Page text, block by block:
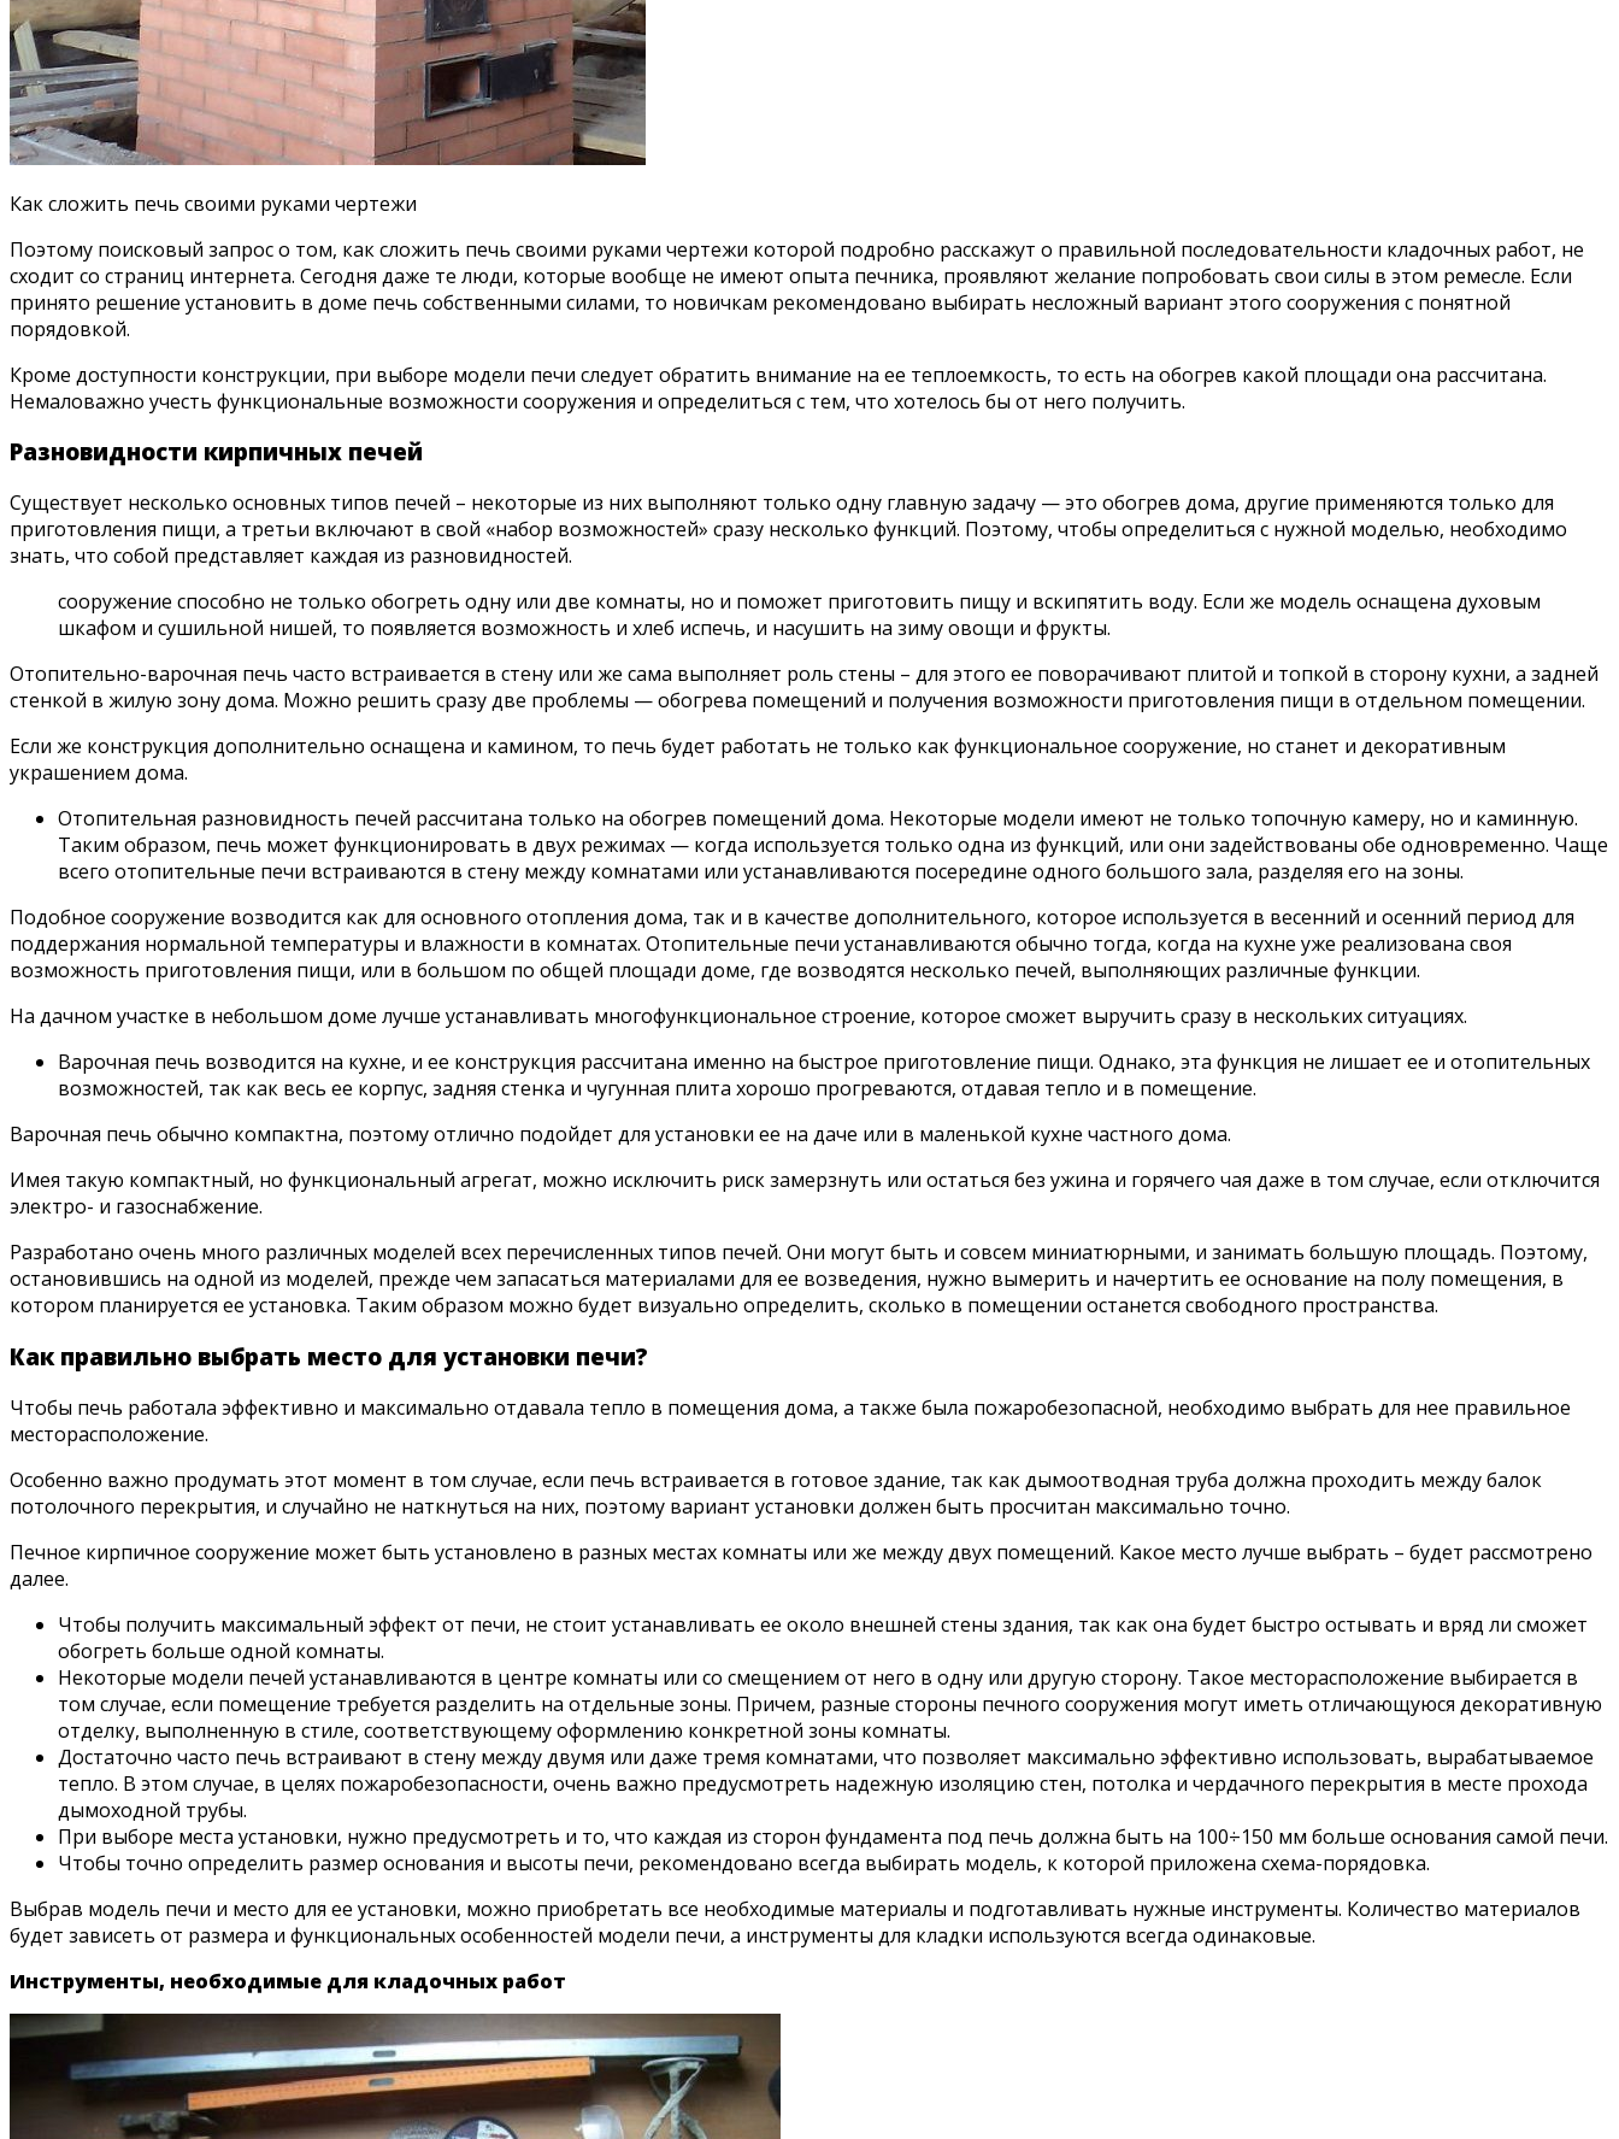
Как сложить печь своими руками чертежи
Поэтому поисковый запрос о том, как сложить печь своими руками чертежи которой подробно расскажут о правильной последовательности кладочных работ, не
сходит со страниц интернета. Сегодня даже те люди, которые вообще не имеют опыта печника, проявляют желание попробовать свои силы в этом ремесле. Если
принято решение установить в доме печь собственными силами, то новичкам рекомендовано выбирать несложный вариант этого сооружения с понятной
порядовкой.
Кроме доступности конструкции, при выборе модели печи следует обратить внимание на ее теплоемкость, то есть на обогрев какой площади она рассчитана.
Немаловажно учесть функциональные возможности сооружения и определиться с тем, что хотелось бы от него получить.
Разновидности кирпичных печей
Существует несколько основных типов печей – некоторые из них выполняют только одну главную задачу — это обогрев дома, другие применяются только для
приготовления пищи, а третьи включают в свой «набор возможностей» сразу несколько функций. Поэтому, чтобы определиться с нужной моделью, необходимо
знать, что собой представляет каждая из разновидностей.
сооружение способно не только обогреть одну или две комнаты, но и поможет приготовить пищу и вскипятить воду. Если же модель оснащена духовым
шкафом и сушильной нишей, то появляется возможность и хлеб испечь, и насушить на зиму овощи и фрукты.
Отопительно-варочная печь часто встраивается в стену или же сама выполняет роль стены – для этого ее поворачивают плитой и топкой в сторону кухни, а задней
стенкой в жилую зону дома. Можно решить сразу две проблемы — обогрева помещений и получения возможности приготовления пищи в отдельном помещении.
Если же конструкция дополнительно оснащена и камином, то печь будет работать не только как функциональное сооружение, но станет и декоративным
украшением дома.
Отопительная разновидность печей рассчитана только на обогрев помещений дома. Некоторые модели имеют не только топочную камеру, но и каминную.
Таким образом, печь может функционировать в двух режимах — когда используется только одна из функций, или они задействованы обе одновременно. Чаще
всего отопительные печи встраиваются в стену между комнатами или устанавливаются посередине одного большого зала, разделяя его на зоны.
Подобное сооружение возводится как для основного отопления дома, так и в качестве дополнительного, которое используется в весенний и осенний период для
поддержания нормальной температуры и влажности в комнатах. Отопительные печи устанавливаются обычно тогда, когда на кухне уже реализована своя
возможность приготовления пищи, или в большом по общей площади доме, где возводятся несколько печей, выполняющих различные функции.
На дачном участке в небольшом доме лучше устанавливать многофункциональное строение, которое сможет выручить сразу в нескольких ситуациях.
Варочная печь возводится на кухне, и ее конструкция рассчитана именно на быстрое приготовление пищи. Однако, эта функция не лишает ее и отопительных
возможностей, так как весь ее корпус, задняя стенка и чугунная плита хорошо прогреваются, отдавая тепло и в помещение.
Варочная печь обычно компактна, поэтому отлично подойдет для установки ее на даче или в маленькой кухне частного дома.
Имея такую компактный, но функциональный агрегат, можно исключить риск замерзнуть или остаться без ужина и горячего чая даже в том случае, если отключится
электро- и газоснабжение.
Разработано очень много различных моделей всех перечисленных типов печей. Они могут быть и совсем миниатюрными, и занимать большую площадь. Поэтому,
остановившись на одной из моделей, прежде чем запасаться материалами для ее возведения, нужно вымерить и начертить ее основание на полу помещения, в
котором планируется ее установка. Таким образом можно будет визуально определить, сколько в помещении останется свободного пространства.
Как правильно выбрать место для установки печи?
Чтобы печь работала эффективно и максимально отдавала тепло в помещения дома, а также была пожаробезопасной, необходимо выбрать для нее правильное
месторасположение.
Особенно важно продумать этот момент в том случае, если печь встраивается в готовое здание, так как дымоотводная труба должна проходить между балок
потолочного перекрытия, и случайно не наткнуться на них, поэтому вариант установки должен быть просчитан максимально точно.
Печное кирпичное сооружение может быть установлено в разных местах комнаты или же между двух помещений. Какое место лучше выбрать – будет рассмотрено
далее.
Чтобы получить максимальный эффект от печи, не стоит устанавливать ее около внешней стены здания, так как она будет быстро остывать и вряд ли сможет
обогреть больше одной комнаты.
Некоторые модели печей устанавливаются в центре комнаты или со смещением от него в одну или другую сторону. Такое месторасположение выбирается в
том случае, если помещение требуется разделить на отдельные зоны. Причем, разные стороны печного сооружения могут иметь отличающуюся декоративную
отделку, выполненную в стиле, соответствующему оформлению конкретной зоны комнаты.
Достаточно часто печь встраивают в стену между двумя или даже тремя комнатами, что позволяет максимально эффективно использовать, вырабатываемое
тепло. В этом случае, в целях пожаробезопасности, очень важно предусмотреть надежную изоляцию стен, потолка и чердачного перекрытия в месте прохода
дымоходной трубы.
При выборе места установки, нужно предусмотреть и то, что каждая из сторон фундамента под печь должна быть на 100÷150 мм больше основания самой печи.
Чтобы точно определить размер основания и высоты печи, рекомендовано всегда выбирать модель, к которой приложена схема-порядовка.
Выбрав модель печи и место для ее установки, можно приобретать все необходимые материалы и подготавливать нужные инструменты. Количество материалов
будет зависеть от размера и функциональных особенностей модели печи, а инструменты для кладки используются всегда одинаковые.
Инструменты, необходимые для кладочных работ